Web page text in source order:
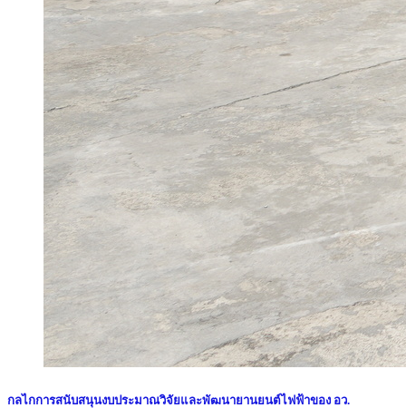
กลไกการสนับสนุนงบประมาณวิจัยและพัฒนายานยนต์ไฟฟ้าของ อว.